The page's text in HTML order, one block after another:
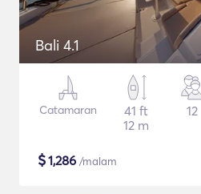
Bali 4.1
Catamaran
41 ft
12 m
12
$1,286 /malam